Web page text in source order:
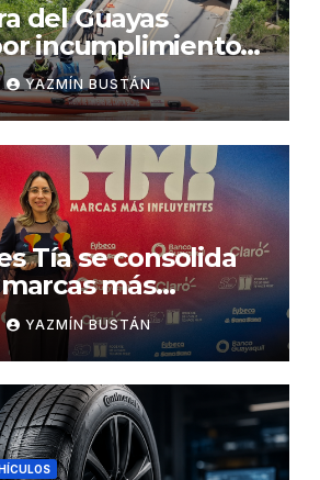
del Guayas
incumplimiento
a la Concesionaria
y exige celeridad
del puente
Cornejo, en
YAZMÍN BUSTÁN
Tía se consolida
más
del Ecuador
YAZMÍN BUSTÁN